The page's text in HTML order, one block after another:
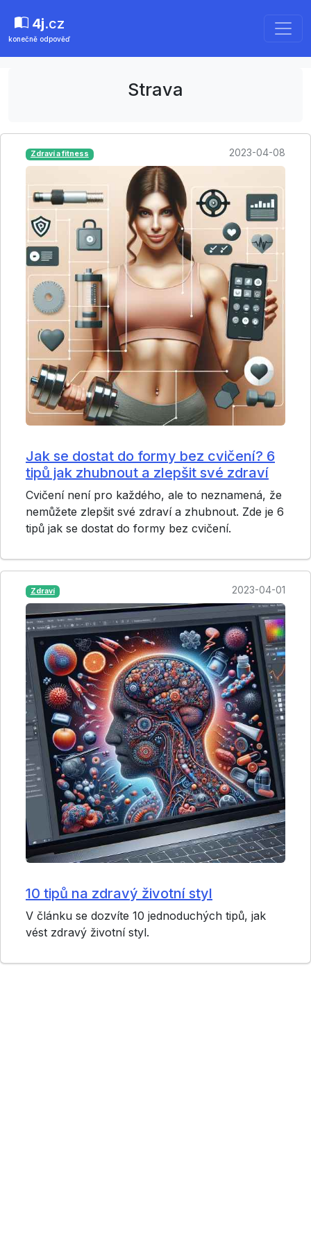
4j.cz
konečně odpověď
Strava
Zdraví a fitness 2023-04-08
Jak se dostat do formy bez cvičení? 6
tipů jak zhubnout a zlepšit své zdraví
Cvičení není pro každého, ale to neznamená, že
nemůžete zlepšit své zdraví a zhubnout. Zde je 6
tipů jak se dostat do formy bez cvičení.
Zdraví 2023-04-01
10 tipů na zdravý životní styl
V článku se dozvíte 10 jednoduchých tipů, jak
vést zdravý životní styl.